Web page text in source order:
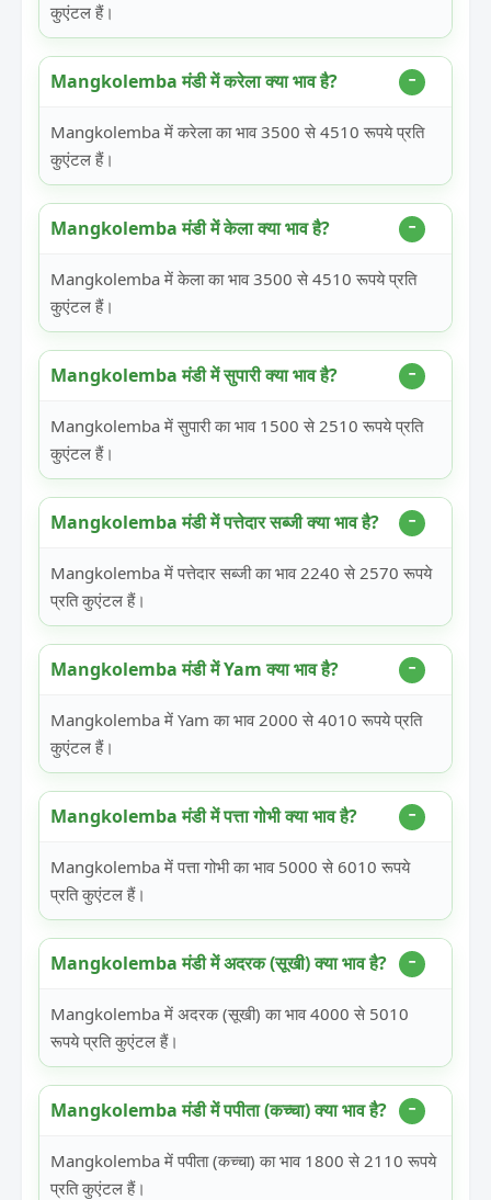
कुएंटल हैं।
Mangkolemba मंडी में करेला क्या भाव है?
Mangkolemba में करेला का भाव 3500 से 4510 रूपये प्रति
कुएंटल हैं।
Mangkolemba मंडी में केला क्या भाव है?
Mangkolemba में केला का भाव 3500 से 4510 रूपये प्रति
कुएंटल हैं।
Mangkolemba मंडी में सुपारी क्या भाव है?
Mangkolemba में सुपारी का भाव 1500 से 2510 रूपये प्रति
कुएंटल हैं।
Mangkolemba मंडी में पत्तेदार सब्जी क्या भाव है?
Mangkolemba में पत्तेदार सब्जी का भाव 2240 से 2570 रूपये
प्रति कुएंटल हैं।
Mangkolemba मंडी में Yam क्या भाव है?
Mangkolemba में Yam का भाव 2000 से 4010 रूपये प्रति
कुएंटल हैं।
Mangkolemba मंडी में पत्ता गोभी क्या भाव है?
Mangkolemba में पत्ता गोभी का भाव 5000 से 6010 रूपये
प्रति कुएंटल हैं।
Mangkolemba मंडी में अदरक (सूखी) क्या भाव है?
Mangkolemba में अदरक (सूखी) का भाव 4000 से 5010
रूपये प्रति कुएंटल हैं।
Mangkolemba मंडी में पपीता (कच्चा) क्या भाव है?
Mangkolemba में पपीता (कच्चा) का भाव 1800 से 2110 रूपये
प्रति कुएंटल हैं।